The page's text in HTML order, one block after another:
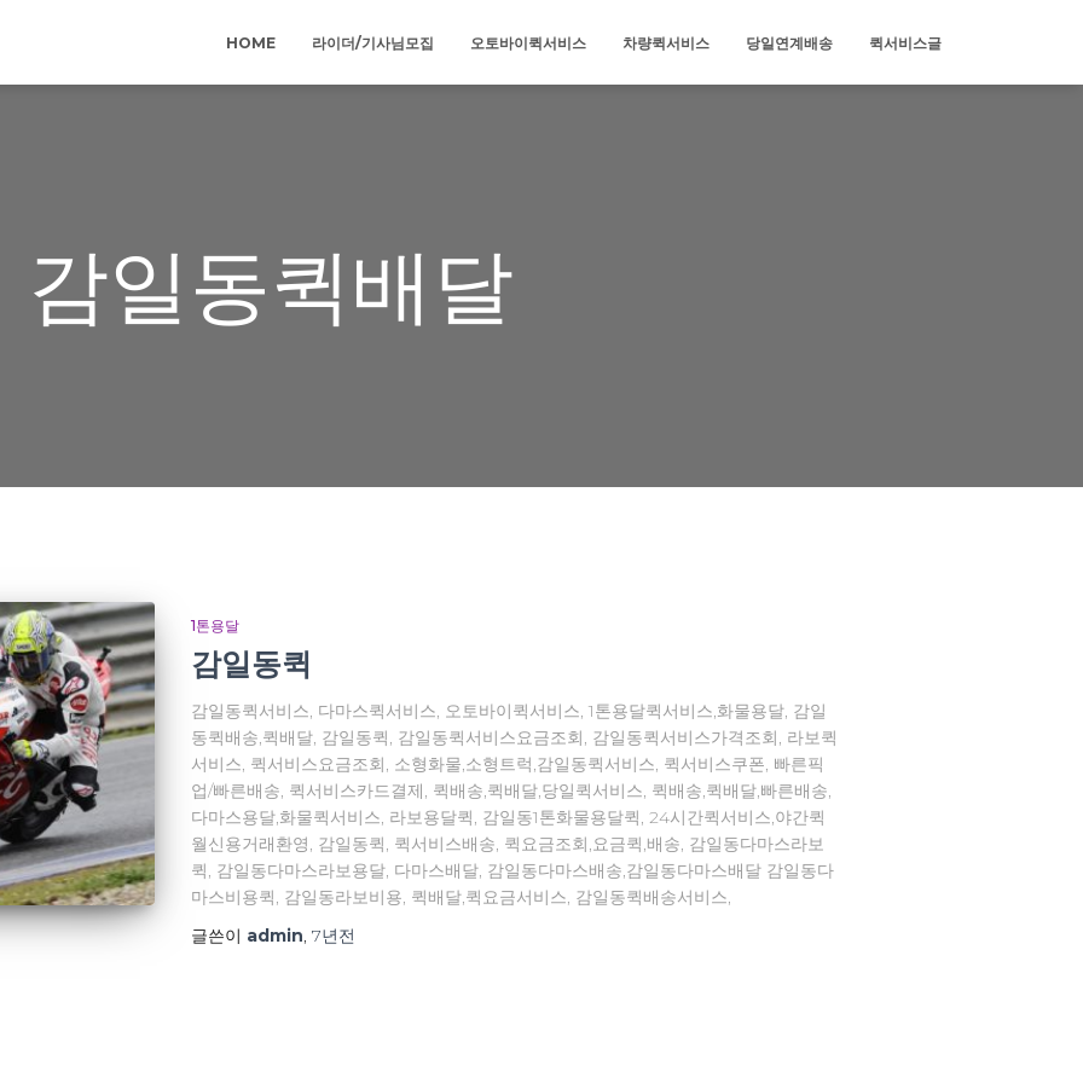
HOME 라이더/기사님모집 오토바이퀵서비스 차량퀵서비스 당일연계배송 퀵서비스글
감일동퀵배달
1톤용달
감일동퀵
감일동퀵서비스, 다마스퀵서비스, 오토바이퀵서비스, 1톤용달퀵서비스,화물용달, 감일
동퀵배송,퀵배달, 감일동퀵, 감일동퀵서비스요금조회, 감일동퀵서비스가격조회, 라보퀵
서비스, 퀵서비스요금조회, 소형화물,소형트럭,감일동퀵서비스, 퀵서비스쿠폰, 빠른픽
업/빠른배송, 퀵서비스카드결제, 퀵배송,퀵배달,당일퀵서비스, 퀵배송,퀵배달,빠른배송,
다마스용달,화물퀵서비스, 라보용달퀵, 감일동1톤화물용달퀵, 24시간퀵서비스,야간퀵
월신용거래환영, 감일동퀵, 퀵서비스배송, 퀵요금조회,요금퀵,배송, 감일동다마스라보
퀵, 감일동다마스라보용달, 다마스배달, 감일동다마스배송,감일동다마스배달 감일동다
마스비용퀵, 감일동라보비용, 퀵배달,퀵요금서비스, 감일동퀵배송서비스,
글쓴이 admin, 7년전